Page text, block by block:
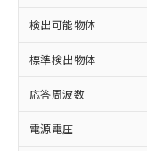
検出可能物体
標準検出物体
応答周波数
電源電圧